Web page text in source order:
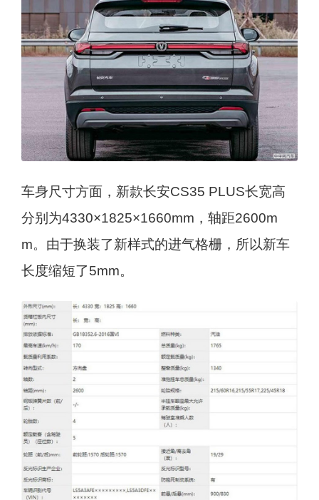
车身尺寸方面，新款长安CS35 PLUS长宽高
分别为4330×1825×1660mm，轴距2600m
m。由于换装了新样式的进气格栅，所以新车
长度缩短了5mm。